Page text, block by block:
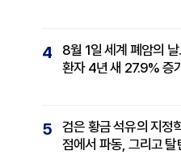
4
8월 1일 세계 폐암의 날
환자 4년 새 27.9% 증
5
검은 황금 석유의 지정
점에서 파동, 그리고 탈